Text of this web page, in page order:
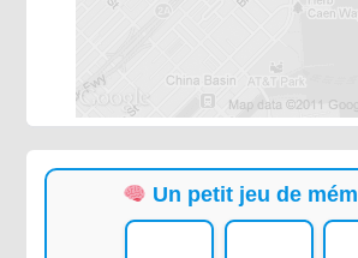
Un petit jeu de